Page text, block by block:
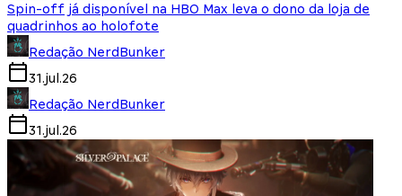
Spin-off já disponível na HBO Max leva o dono da loja de
quadrinhos ao holofote
Redação NerdBunker
31.jul.26
Redação NerdBunker
31.jul.26